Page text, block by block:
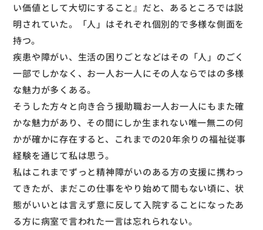
い価値として大切にすること』だと、あるところでは説
明されていた。「人」はそれぞれ個別的で多様な側面を
持つ。
疾患や障がい、生活の困りごとなどはその「人」のごく
一部でしかなく、お一人お一人にその人ならではの多様
な魅力が多くある。
そうした方々と向き合う援助職お一人お一人にもまた確
かな魅力があり、その間にしか生まれない唯一無二の何
かが確かに存在すると、これまでの20年余りの福祉従事
経験を通じて私は思う。
私はこれまでずっと精神障がいのある方の支援に携わっ
てきたが、まだこの仕事をやり始めて間もない頃に、状
態がいいとは言えず意に反して入院することになったあ
る方に病室で言われた一言は忘れられない。